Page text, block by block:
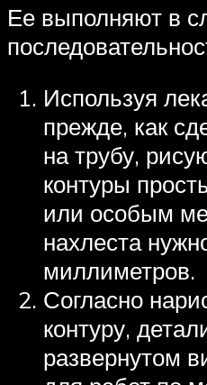
Ее выполняют в
Используя
прежде, как
на трубу,
контуры
или особым
нахлеста
миллиметров.
Согласно
контуру,
развернутом